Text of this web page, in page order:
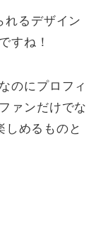
れるデザイン
すね！
のにプロフィ
ァンだけでな
しめるものと